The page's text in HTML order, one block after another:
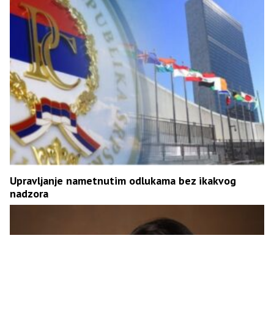
Upravljanje nametnutim odlukama bez ikakvog
nadzora